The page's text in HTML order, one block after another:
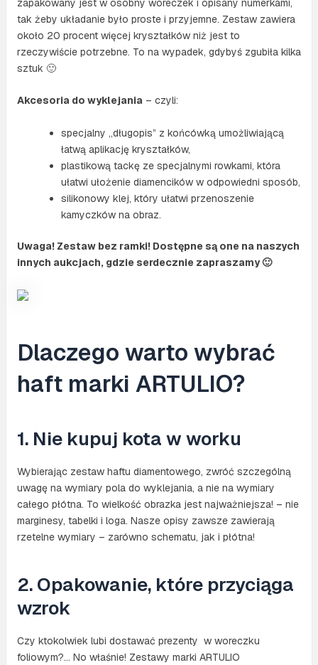
zapakowany jest w osobny woreczek i opisany numerkami,
tak żeby układanie było proste i przyjemne. Zestaw zawiera
około 20 procent więcej kryształków niż jest to
rzeczywiście potrzebne. To na wypadek, gdybyś zgubiła kilka
sztuk 🙂
Akcesoria do wyklejania– czyli:
specjalny „długopis” z końcówką umożliwiającą
łatwą aplikację kryształków,
plastikową tackę ze specjalnymi rowkami, która
ułatwi ułożenie diamencików w odpowiedni sposób,
silikonowy klej, który ułatwi przenoszenie
kamyczków na obraz.
Uwaga! Zestaw bez ramki! Dostępne są one na naszych
innych aukcjach, gdzie serdecznie zapraszamy 🙂
Dlaczego warto wybrać
haft marki ARTULIO?
1. Nie kupuj kota w worku
Wybierając zestaw haftu diamentowego, zwróć szczególną
uwagę na wymiary pola do wyklejania, a nie na wymiary
całego płótna. To wielkość obrazka jest najważniejsza! – nie
marginesy, tabelki i loga. Nasze opisy zawsze zawierają
rzetelne wymiary – zarówno schematu, jak i płótna!
2. Opakowanie, które przyciąga
wzrok
Czy ktokolwiek lubi dostawać prezenty w woreczku
foliowym?… No właśnie! Zestawy marki ARTULIO